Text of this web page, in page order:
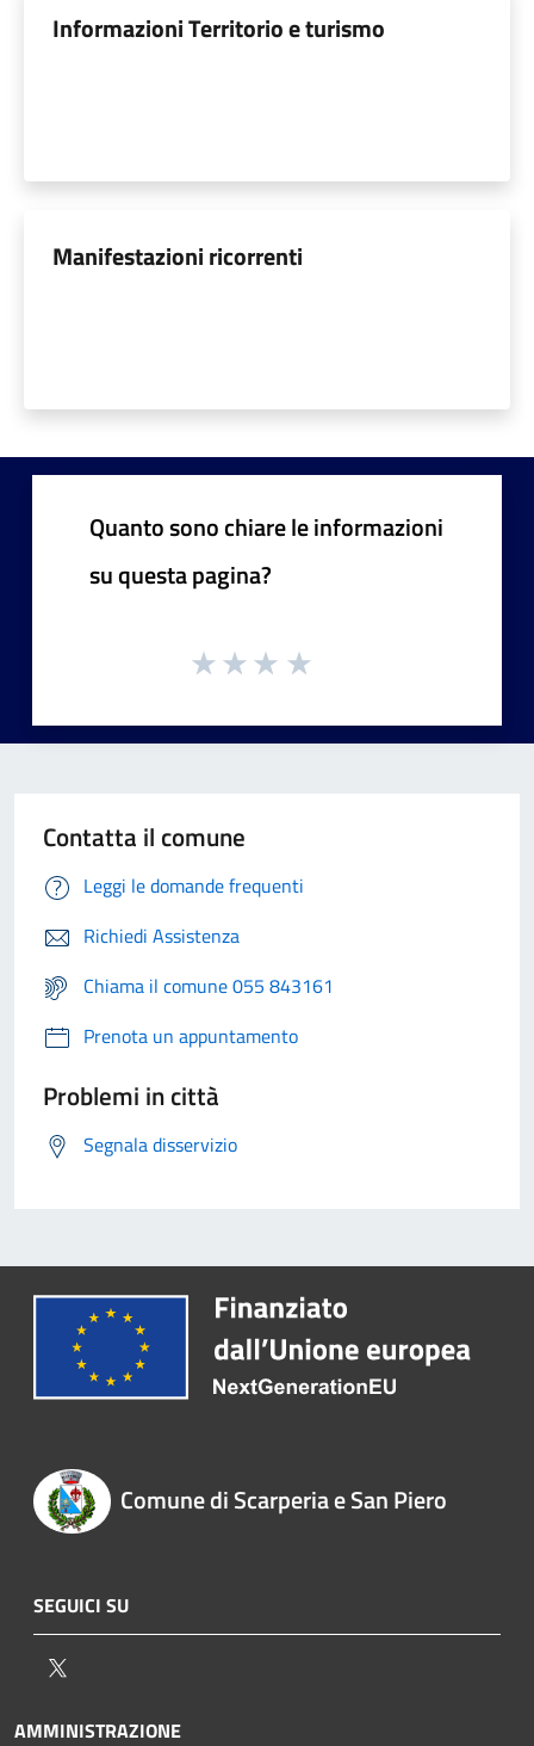
Informazioni Territorio e turismo
Manifestazioni ricorrenti
Quanto sono chiare le informazioni
su questa pagina?
Contatta il comune
Leggi le domande frequenti
Richiedi Assistenza
Chiama il comune 055 843161
Prenota un appuntamento
Problemi in città
Segnala disservizio
Comune di Scarperia e San Piero
SEGUICI SU
AMMINISTRAZIONE